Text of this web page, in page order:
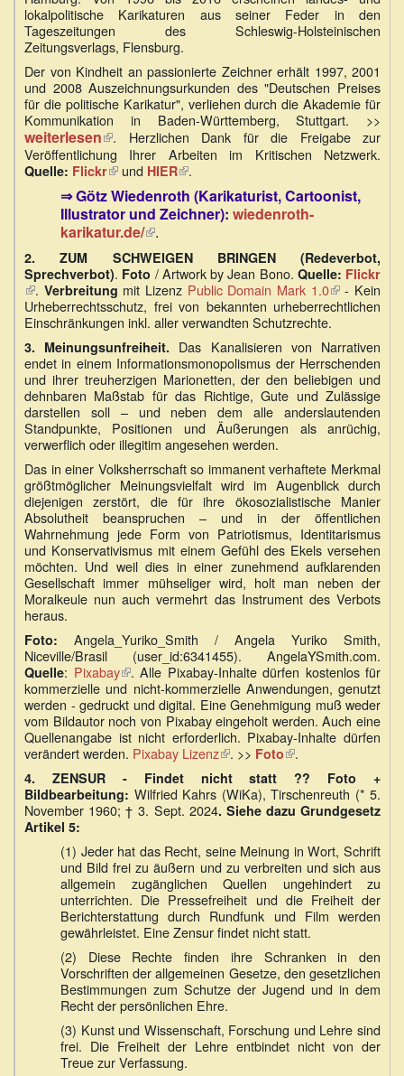
lokalpolitische Karikaturen aus seiner Feder in den
Tageszeitungen des Schleswig-Holsteinischen
Zeitungsverlags, Flensburg.
Der von Kindheit an passionierte Zeichner erhält 1997, 2001
und 2008 Auszeichnungsurkunden des "Deutschen Preises
für die politische Karikatur", verliehen durch die Akademie für
Kommunikation in Baden-Württemberg, Stuttgart. >>
weiterlesen(Link
ist
extern)
. Herzlichen Dank für die Freigabe zur
Veröffentlichung Ihrer Arbeiten im Kritischen Netzwerk.
Quelle: Flickr(Link
ist
extern)
und HIER(Link
ist
extern)
.
⇒ Götz Wiedenroth (Karikaturist, Cartoonist,
Illustrator und Zeichner): wiedenroth-
karikatur.de/(Link
ist
extern)
.
2. ZUM SCHWEIGEN BRINGEN (Redeverbot,
Sprechverbot). Foto / Artwork by Jean Bono. Quelle: Flickr
(Link
ist
extern)
. Verbreitung mit Lizenz Public Domain Mark 1.0(Link
ist
extern)
- Kein
Urheberrechtsschutz, frei von bekannten urheberrechtlichen
Einschränkungen inkl. aller verwandten Schutzrechte.
3. Meinungsunfreiheit. Das Kanalisieren von Narrativen
endet in einem Informationsmonopolismus der Herrschenden
und ihrer treuherzigen Marionetten, der den beliebigen und
dehnbaren Maßstab für das Richtige, Gute und Zulässige
darstellen soll – und neben dem alle anderslautenden
Standpunkte, Positionen und Äußerungen als anrüchig,
verwerflich oder illegitim angesehen werden.
Das in einer Volksherrschaft so immanent verhaftete Merkmal
größtmöglicher Meinungsvielfalt wird im Augenblick durch
diejenigen zerstört, die für ihre ökosozialistische Manier
Absolutheit beanspruchen – und in der öffentlichen
Wahrnehmung jede Form von Patriotismus, Identitarismus
und Konservativismus mit einem Gefühl des Ekels versehen
möchten. Und weil dies in einer zunehmend aufklarenden
Gesellschaft immer mühseliger wird, holt man neben der
Moralkeule nun auch vermehrt das Instrument des Verbots
heraus.
Foto: Angela_Yuriko_Smith / Angela Yuriko Smith,
Niceville/Brasil (user_id:6341455). AngelaYSmith.com.
Quelle: Pixabay(Link
ist
extern)
. Alle Pixabay-Inhalte dürfen kostenlos für
kommerzielle und nicht-kommerzielle Anwendungen, genutzt
werden - gedruckt und digital. Eine Genehmigung muß weder
vom Bildautor noch von Pixabay eingeholt werden. Auch eine
Quellenangabe ist nicht erforderlich. Pixabay-Inhalte dürfen
verändert werden. Pixabay Lizenz(Link
ist
extern)
. >> Foto(Link
ist
extern)
.
4. ZENSUR - Findet nicht statt ?? Foto +
Bildbearbeitung: Wilfried Kahrs (WiKa), Tirschenreuth (* 5.
November 1960; † 3. Sept. 2024. Siehe dazu Grundgesetz
Artikel 5:
(1) Jeder hat das Recht, seine Meinung in Wort, Schrift
und Bild frei zu äußern und zu verbreiten und sich aus
allgemein zugänglichen Quellen ungehindert zu
unterrichten. Die Pressefreiheit und die Freiheit der
Berichterstattung durch Rundfunk und Film werden
gewährleistet. Eine Zensur findet nicht statt.
(2) Diese Rechte finden ihre Schranken in den
Vorschriften der allgemeinen Gesetze, den gesetzlichen
Bestimmungen zum Schutze der Jugend und in dem
Recht der persönlichen Ehre.
(3) Kunst und Wissenschaft, Forschung und Lehre sind
frei. Die Freiheit der Lehre entbindet nicht von der
Treue zur Verfassung.